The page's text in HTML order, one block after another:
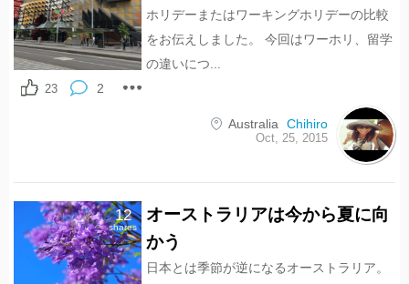
2
23
ホリデーまたはワーキングホリデーの比較
をお伝えしました。 今回はワーホリ、留学
の違いにつ...
Australia Chihiro
Oct, 25, 2015
12
shares
オーストラリアは今から夏に向
かう
日本とは季節が逆になるオーストラリア。